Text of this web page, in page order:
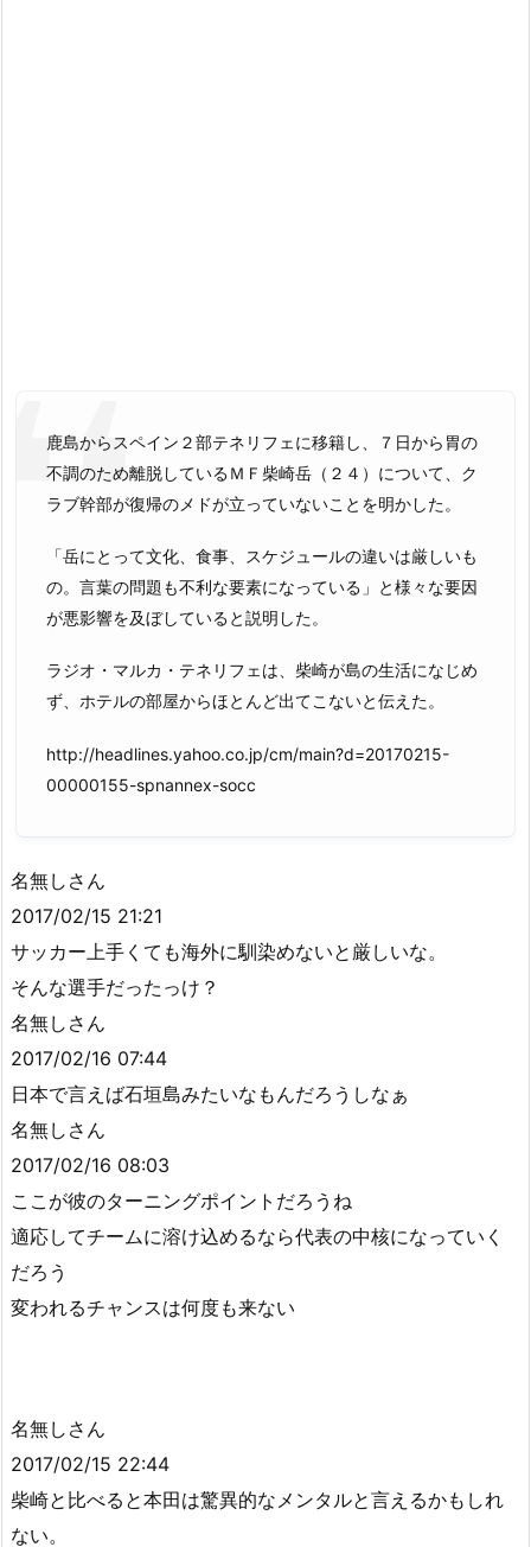
鹿島からスペイン２部テネリフェに移籍し、７日から胃の
不調のため離脱しているＭＦ柴崎岳（２４）について、ク
ラブ幹部が復帰のメドが立っていないことを明かした。
「岳にとって文化、食事、スケジュールの違いは厳しいも
の。言葉の問題も不利な要素になっている」と様々な要因
が悪影響を及ぼしていると説明した。
ラジオ・マルカ・テネリフェは、柴崎が島の生活になじめ
ず、ホテルの部屋からほとんど出てこないと伝えた。
http://headlines.yahoo.co.jp/cm/main?d=20170215-
00000155-spnannex-socc
名無しさん
2017/02/15 21:21
サッカー上手くても海外に馴染めないと厳しいな。
そんな選手だったっけ？
名無しさん
2017/02/16 07:44
日本で言えば石垣島みたいなもんだろうしなぁ
名無しさん
2017/02/16 08:03
ここが彼のターニングポイントだろうね
適応してチームに溶け込めるなら代表の中核になっていく
だろう
変われるチャンスは何度も来ない
名無しさん
2017/02/15 22:44
柴崎と比べると本田は驚異的なメンタルと言えるかもしれ
ない。